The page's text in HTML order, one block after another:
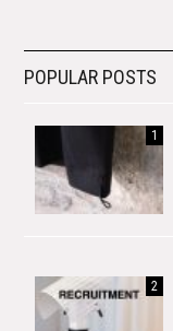
POPULAR POSTS